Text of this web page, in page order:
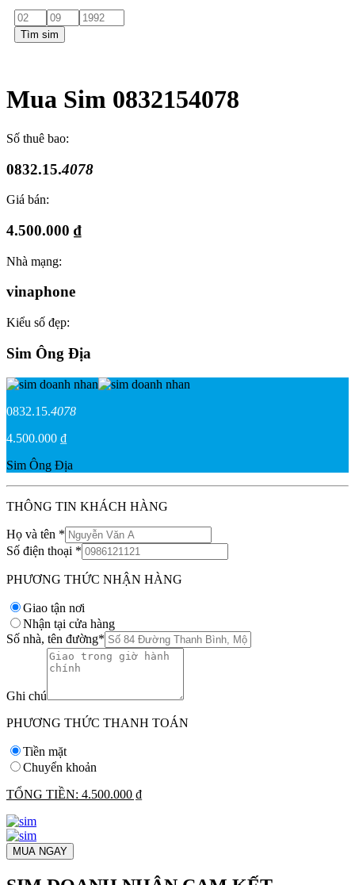
Tìm sim
Mua Sim 0832154078
Số thuê bao:
0832.15.4078
Giá bán:
4.500.000 ₫
Nhà mạng:
vinaphone
Kiểu số đẹp:
Sim Ông Địa
0832.15.4078
4.500.000 ₫
Sim Ông Địa
THÔNG TIN KHÁCH HÀNG
Họ và tên *
Số điện thoại *
PHƯƠNG THỨC NHẬN HÀNG
Giao tận nơi
Nhận tại cửa hàng
Số nhà, tên đường*
Ghi chú
PHƯƠNG THỨC THANH TOÁN
Tiền mặt
Chuyển khoản
TỔNG TIỀN: 4.500.000 ₫
MUA NGAY